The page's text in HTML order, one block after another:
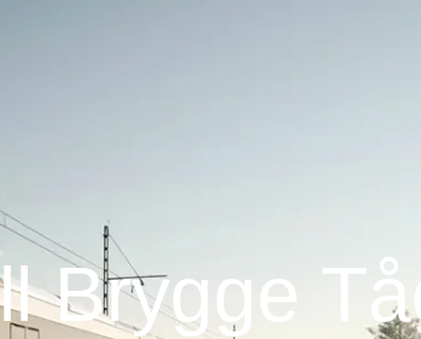
Brygge Tåg